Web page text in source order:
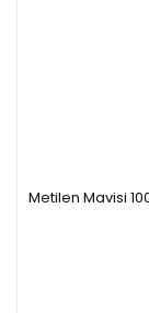
Formül:
Metilen Mavisi